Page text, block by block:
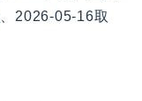
、2026-05-16取